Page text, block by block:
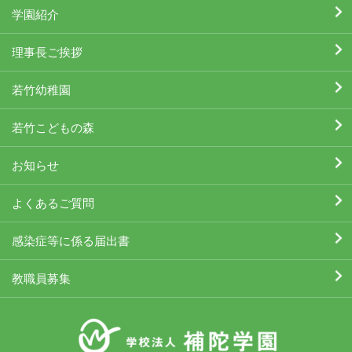
学園紹介
理事長ご挨拶
若竹幼稚園
若竹こどもの森
お知らせ
よくあるご質問
感染症等に係る届出書
教職員募集